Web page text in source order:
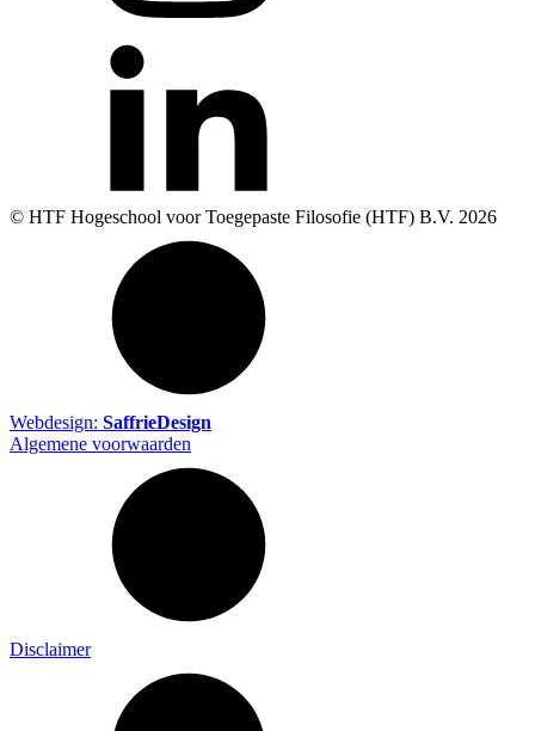
© HTF Hogeschool voor Toegepaste Filosofie (HTF) B.V. 2026
Webdesign: SaffrieDesign
Algemene voorwaarden
Disclaimer